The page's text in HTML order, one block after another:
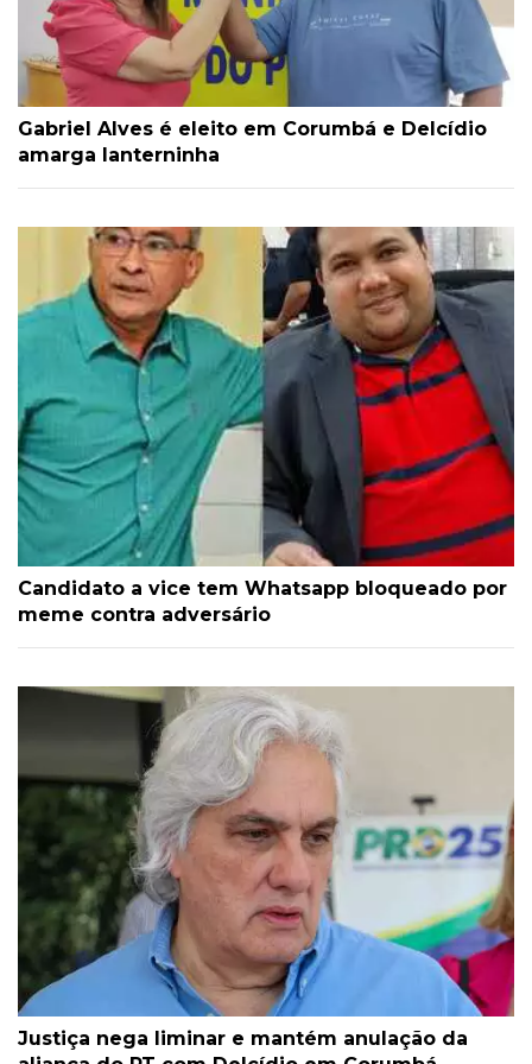
Gabriel Alves é eleito em Corumbá e Delcídio
amarga lanterninha
Candidato a vice tem Whatsapp bloqueado por
meme contra adversário
Justiça nega liminar e mantém anulação da